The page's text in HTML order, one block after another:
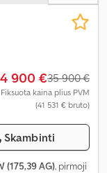
900 €35 900 €
Fiksuota kaina plius PVM
(41 531 € bruto)
Skambinti
(175,39 AG), pirmoji